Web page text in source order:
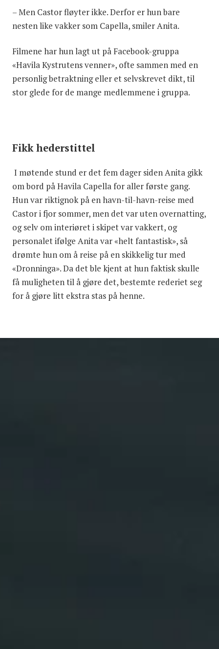
– Men Castor fløyter ikke. Derfor er hun bare
nesten like vakker som Capella, smiler Anita.
Filmene har hun lagt ut på Facebook-gruppa
«Havila Kystrutens venner», ofte sammen med en
personlig betraktning eller et selvskrevet dikt, til
stor glede for de mange medlemmene i gruppa.
Fikk hederstittel
I møtende stund er det fem dager siden Anita gikk
om bord på Havila Capella for aller første gang.
Hun var riktignok på en havn-til-havn-reise med
Castor i fjor sommer, men det var uten overnatting,
og selv om interiøret i skipet var vakkert, og
personalet ifølge Anita var «helt fantastisk», så
drømte hun om å reise på en skikkelig tur med
«Dronninga». Da det ble kjent at hun faktisk skulle
få muligheten til å gjøre det, bestemte rederiet seg
for å gjøre litt ekstra stas på henne.